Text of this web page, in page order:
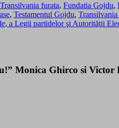
furata, Fundatia Gojdu,
, Testamentul Gojdu, Transilvania
a Legii partidelor şi Autorităţii
Monica Ghirco si Victor